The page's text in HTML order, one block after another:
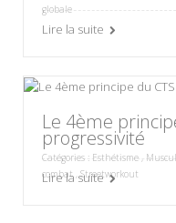
globale
Lire la suite
Le 4ème
progressivité
Catégories : Esthétisme,
combat,Streetworkout
Lire la suite